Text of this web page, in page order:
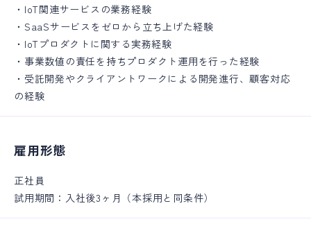
・IoT関連サービスの業務経験
・SaaSサービスをゼロから立ち上げた経験
・IoTプロダクトに関する実務経験
・事業数値の責任を持ちプロダクト運用を行った経験
・受託開発やクライアントワークによる開発進行、顧客対応
の経験
雇用形態
正社員
試用期間：入社後3ヶ月（本採用と同条件）